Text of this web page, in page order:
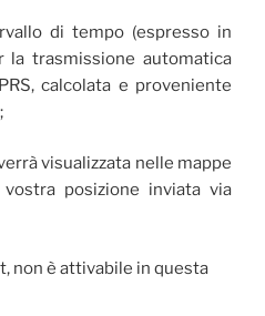
di tempo (espresso in
la trasmissione automatica
calcolata e proveniente
visualizzata nelle mappe
posizione inviata via
non è attivabile in questa